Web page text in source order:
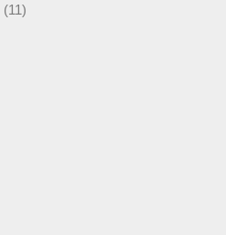
(11)